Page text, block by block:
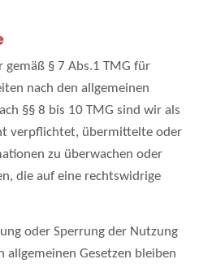
§ 7 Abs.1 TMG für
nach den allgemeinen
§§ 8 bis 10 TMG sind wir als
verpflichtet, übermittelte oder
zu überwachen oder
die auf eine rechtswidrige
oder Sperrung der Nutzung
Gesetzen bleiben